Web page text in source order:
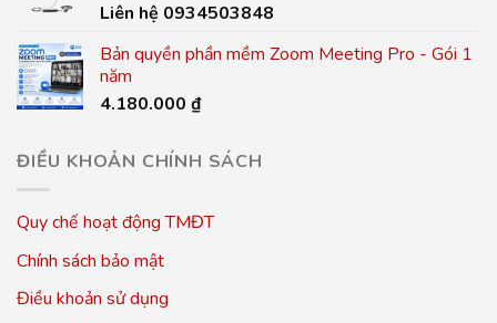
Liên hệ 0934503848
Bản quyền phần mềm Zoom Meeting Pro - Gói 1
năm
4.180.000 ₫
ĐIỀU KHOẢN CHÍNH SÁCH
Quy chế hoạt động TMĐT
Chính sách bảo mật
Điều khoản sử dụng